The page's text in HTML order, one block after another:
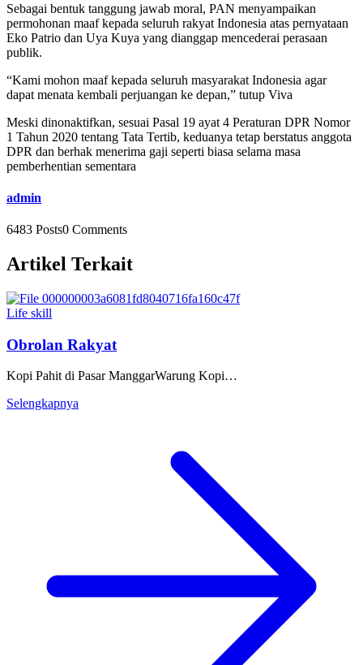
Sebagai bentuk tanggung jawab moral, PAN menyampaikan
permohonan maaf kepada seluruh rakyat Indonesia atas pernyataan
Eko Patrio dan Uya Kuya yang dianggap mencederai perasaan
publik.
“Kami mohon maaf kepada seluruh masyarakat Indonesia agar
dapat menata kembali perjuangan ke depan,” tutup Viva
Meski dinonaktifkan, sesuai Pasal 19 ayat 4 Peraturan DPR Nomor
1 Tahun 2020 tentang Tata Tertib, keduanya tetap berstatus anggota
DPR dan berhak menerima gaji seperti biasa selama masa
pemberhentian sementara
admin
6483 Posts0 Comments
Artikel Terkait
Life skill
Obrolan Rakyat
Kopi Pahit di Pasar ManggarWarung Kopi…
Selengkapnya